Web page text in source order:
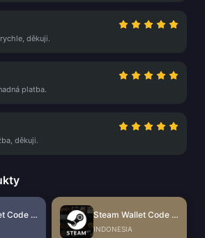
děkuji.
platba.
děkuji.
Steam Wallet Code (MYR) Steam Wallet Code (IDR)
INDONESIA